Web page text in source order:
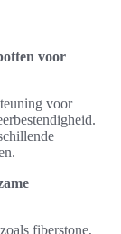
voor
voor
fiberstone,